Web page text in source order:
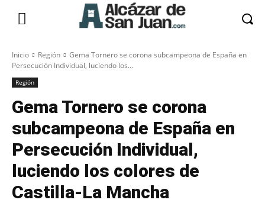
Inicio Región
Gema Tornero se corona subcampeona de España en
Persecución Individual, luciendo los...
Región
Gema Tornero se corona
subcampeona de España en
Persecución Individual,
luciendo los colores de
Castilla-La Mancha